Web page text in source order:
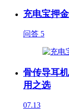
充电宝押
问答 5
骨传导耳
用之选
07.13